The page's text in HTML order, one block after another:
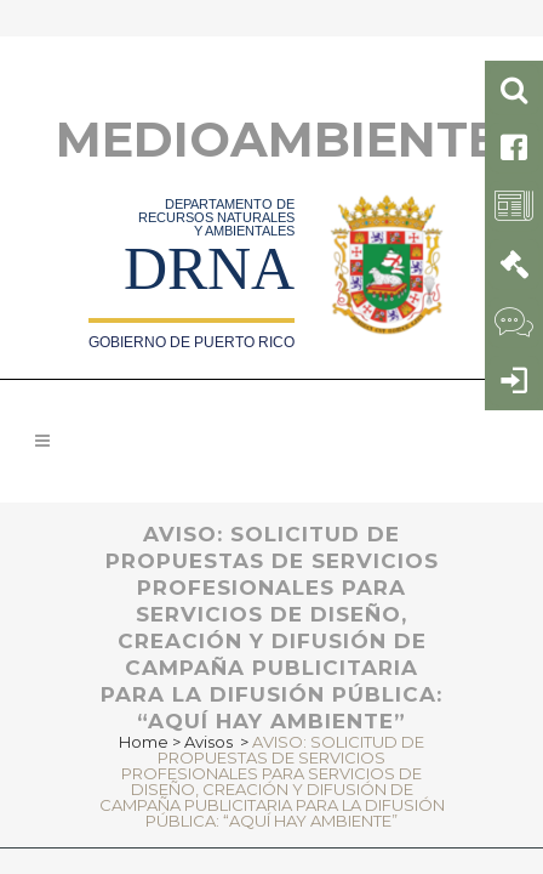
MEDIOAMBIENTE
DEPARTAMENTO DE
RECURSOS NATURALES
Y AMBIENTALES
DRNA
GOBIERNO DE PUERTO RICO
AVISO: SOLICITUD DE
PROPUESTAS DE SERVICIOS
PROFESIONALES PARA
SERVICIOS DE DISEÑO,
CREACIÓN Y DIFUSIÓN DE
CAMPAÑA PUBLICITARIA
PARA LA DIFUSIÓN PÚBLICA:
“AQUÍ HAY AMBIENTE”
Home >Avisos >AVISO: SOLICITUD DE
PROPUESTAS DE SERVICIOS
PROFESIONALES PARA SERVICIOS DE
DISEÑO, CREACIÓN Y DIFUSIÓN DE
CAMPAÑA PUBLICITARIA PARA LA DIFUSIÓN
PÚBLICA: “AQUÍ HAY AMBIENTE”